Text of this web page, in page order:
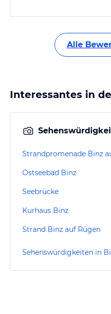
Alle
Interessantes in
Ostseebad Binz
Seebrücke
Kurhaus Binz
Strand Binz auf Rügen
Sehenswürdigkeiten in